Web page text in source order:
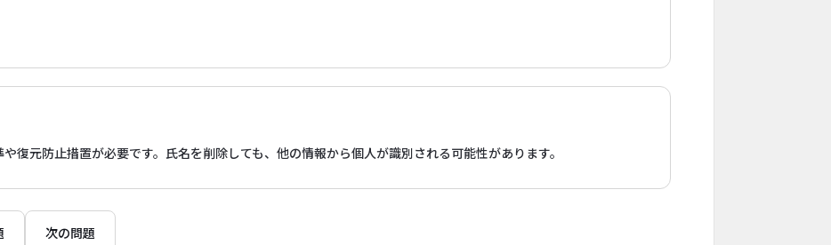
復元防止措置が必要です。氏名を削除しても、他の情報から個人が識別される可能性があります。
次の問題